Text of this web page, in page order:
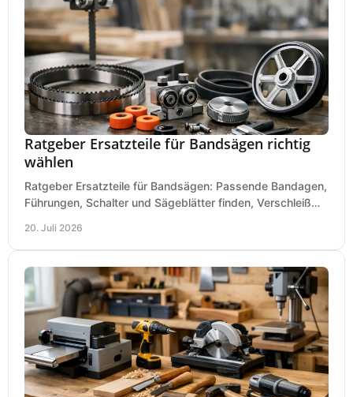
Ratgeber Ersatzteile für Bandsägen richtig
wählen
Ratgeber Ersatzteile für Bandsägen: Passende Bandagen,
Führungen, Schalter und Sägeblätter finden, Verschleiß
20. Juli 2026